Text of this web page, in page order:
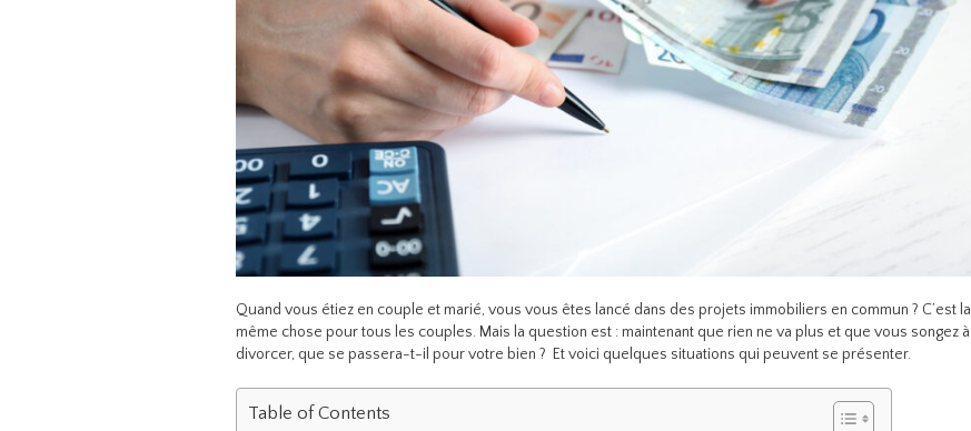
Quand vous étiez en couple et marié, vous vous êtes lancé dans des projets immobiliers en commun ? C’est la
même chose pour tous les couples. Mais la question est : maintenant que rien ne va plus et que vous songez à
divorcer, que se passera-t-il pour votre bien ? Et voici quelques situations qui peuvent se présenter.
Table of Contents